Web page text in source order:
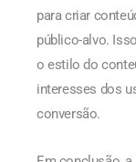
para criar
público-alvo.
o estilo do
interesses dos
conversão.